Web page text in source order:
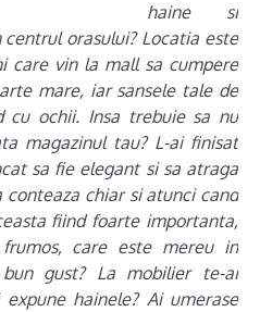
haine si
orasului? Locatia este
care vin la mall sa cumpere
mare, iar sansele tale de
cu ochii. Insa trebuie sa nu
magazinul tau? L-ai finisat
sa fie elegant si sa atraga
chiar si atunci cand
fiind foarte importanta,
care este mereu in
gust? La mobilier te-ai
hainele? Ai umerase